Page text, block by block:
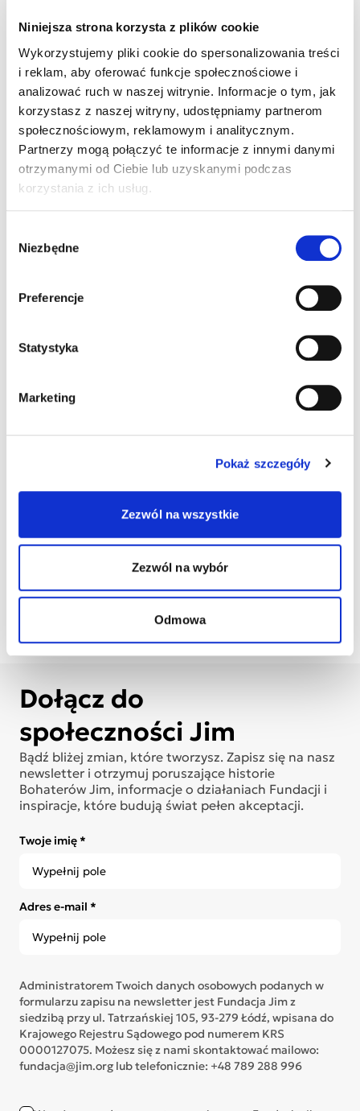
Niniejsza strona korzysta z plików cookie
Wykorzystujemy pliki cookie do spersonalizowania treści
i reklam, aby oferować funkcje społecznościowe i
analizować ruch w naszej witrynie. Informacje o tym, jak
korzystasz z naszej witryny, udostępniamy partnerom
społecznościowym, reklamowym i analitycznym.
Partnerzy mogą połączyć te informacje z innymi danymi
otrzymanymi od Ciebie lub uzyskanymi podczas
korzystania z ich usług.
zgody
Niezbędne
Preferencje
Statystyka
Marketing
Pokaż szczegóły
Zezwól na wszystkie
Zezwól na wybór
Odmowa
karol jest dzieckiem nadruhliwym ma autyzm w
zwiazku z horobom wymaga rehabilitacji ipomocy
terapeutycznyh oraz dojazdów na rehabilitacje
Wydrukuj plakat
Dołącz do
społeczności Jim
Bądź bliżej zmian, które tworzysz. Zapisz się na nasz
newsletter i otrzymuj poruszające historie
Bohaterów Jim, informacje o działaniach Fundacji i
inspiracje, które budują świat pełen akceptacji.
Twoje imię *
Adres e-mail *
Administratorem Twoich danych osobowych podanych w
formularzu zapisu na newsletter jest Fundacja Jim z
siedzibą przy ul. Tatrzańskiej 105, 93-279 Łódź, wpisana do
Krajowego Rejestru Sądowego pod numerem KRS
0000127075. Możesz się z nami skontaktować mailowo:
fundacja@jim.org lub telefonicznie: +48 789 288 996